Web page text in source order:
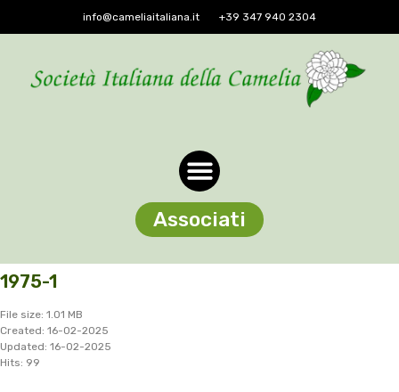
info@cameliaitaliana.it +39 347 940 2304
Associati
1975-1
File size: 1.01 MB
Created: 16-02-2025
Updated: 16-02-2025
Hits: 99